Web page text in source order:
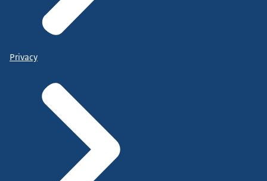
Privacy